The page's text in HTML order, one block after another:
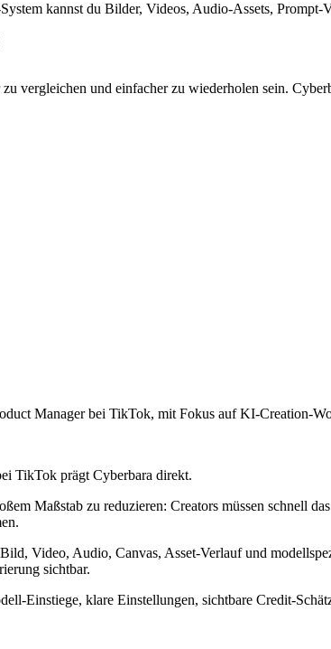
kannst du Bilder, Videos, Audio-Assets,
vergleichen und einfacher zu wiederholen sein.
Manager bei TikTok, mit Fokus auf KI-Creation-
TikTok prägt Cyberbara direkt.
Maßstab zu reduzieren: Creators müssen schnell
Video, Audio, Canvas, Asset-Verlauf und
sichtbar.
Einstiege, klare Einstellungen, sichtbare Credit-